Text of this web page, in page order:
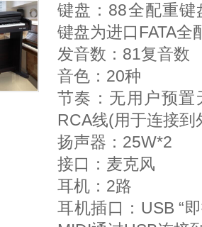
键盘：88全配重键
键盘为进口FATA全
发音数：81复音数
音色：20种
节奏：无用户预
RCA线(用于连接到
扬声器：25W*2
接口：麦克风
耳机：2路
耳机插口：USB “